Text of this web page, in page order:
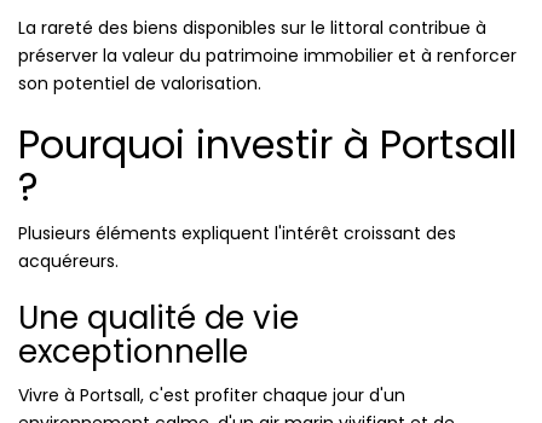
La rareté des biens disponibles sur le littoral contribue à
préserver la valeur du patrimoine immobilier et à renforcer
son potentiel de valorisation.
Pourquoi investir à Portsall
?
Plusieurs éléments expliquent l'intérêt croissant des
acquéreurs.
Une qualité de vie
exceptionnelle
Vivre à Portsall, c'est profiter chaque jour d'un